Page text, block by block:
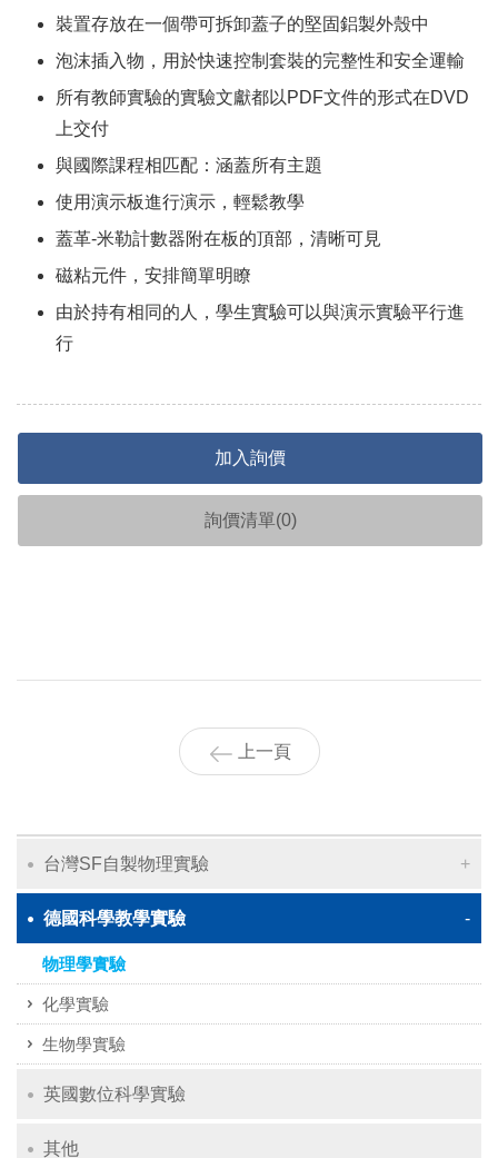
裝置存放在一個帶可拆卸蓋子的堅固鋁製外殼中
泡沫插入物，用於快速控制套裝的完整性和安全運輸
所有教師實驗的實驗文獻都以PDF文件的形式在DVD
上交付
與國際課程相匹配：涵蓋所有主題
使用演示板進行演示，輕鬆教學
蓋革-米勒計數器附在板的頂部，清晰可見
磁粘元件，安排簡單明瞭
由於持有相同的人，學生實驗可以與演示實驗平行進
行
加入詢價
詢價清單(0)
上一頁
台灣SF自製物理實驗
德國科學教學實驗
物理學實驗
化學實驗
生物學實驗
英國數位科學實驗
其他